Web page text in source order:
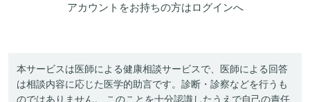
アカウントをお持ちの方はログインへ
本サービスは医師による健康相談サービスで、医師による回答
は相談内容に応じた医学的助言です。診断・診察などを行うも
のではありません。 このことを十分認識したうえで自己の責任